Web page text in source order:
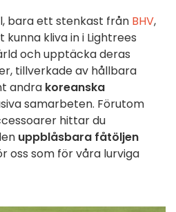
bara ett stenkast från BHV,
kliva in i Lightrees
och upptäcka deras
tillverkade av hållbara
andra koreanska
samarbeten. Förutom
hittar du
uppblåsbara fåtöljen
oss som för våra lurviga